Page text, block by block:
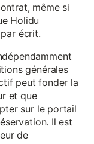
même si
Holidu
écrit.
générales
peut fonder la
et que
sur le portail
Il est
de